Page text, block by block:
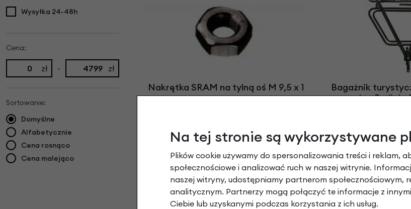
Wysyłka 24-48h
Cena:
zł - zł
Sortowanie:
Domyślne
Alfabetycznie
Cena rosnąco
Cena malejąco
Nakrętka SRAM na tylną oś M 9,5 x 1
4,90 zł
Bagażnik
sakw Ortlieb,
Na tej stronie są wykorzystywane
Plików cookie używamy do spersonalizowania treści i reklam,
społecznościowe i analizować ruch w naszej witrynie.
naszej witryny, udostępniamy partnerom społecznościowym,
analitycznym. Partnerzy mogą połączyć te informacje z
Ciebie lub uzyskanymi podczas korzystania z ich usług.